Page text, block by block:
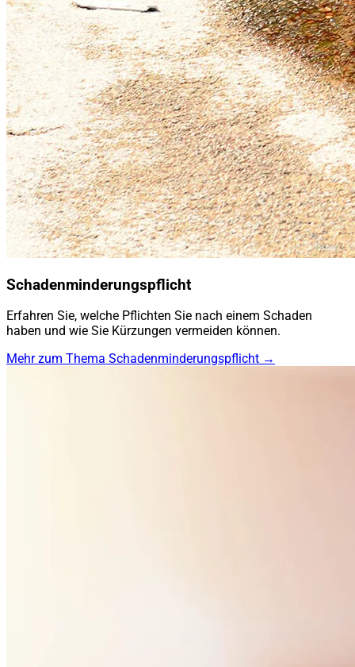
Schadenminderungspflicht
Erfahren Sie, welche Pflichten Sie nach einem Schaden
haben und wie Sie Kürzungen vermeiden können.
Mehr zum Thema Schadenminderungspflicht →